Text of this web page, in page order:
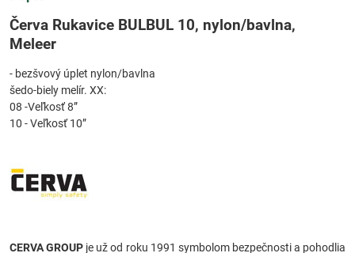
Červa Rukavice BULBUL 10, nylon/bavlna,
Meleer
- bezšvový úplet nylon/bavlna
šedo-biely melír. XX:
08 -Veľkosť 8”
10 - Veľkosť 10”
CERVA GROUP je už od roku 1991 symbolom bezpečnosti a pohodlia